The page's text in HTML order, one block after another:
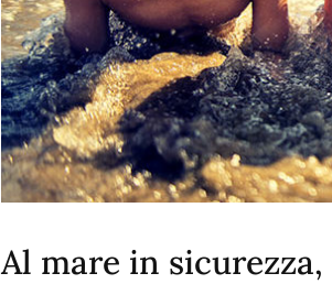
Al mare in